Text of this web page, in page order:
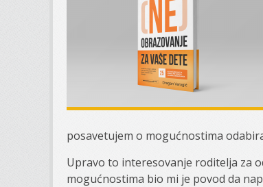
posavetujem o mogućnostima
Upravo to interesovanje roditelja za
mogućnostima bio mi je povod da